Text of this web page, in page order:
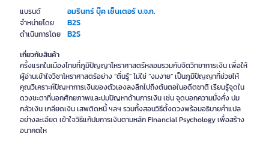
แบรนด์ อมรินทร์ บุ๊ค เซ็นเตอร์ บ.จ.ก.
จำหน่ายโดย B2S
ดำเนินการโดย B2S
เกี่ยวกับสินค้า
ครั้งแรกในเมืองไทยที่ภูมิปัญญาโหราศาสตร์หลอมรวมกับจิตวิทยาการเงิน เพื่อให้
ผู้อ่านเข้าใจวิชาโหราศาสตร์อย่าง “ตื่นรู้” ไม่ใช่ “งมงาย” เป็นภูมิปัญญาที่ช่วยให้
คุณวิเคราะห์ปัญหาการเงินของตัวเองลงลึกไปถึงต้นตอในอดีตชาติ เรียนรู้จุดใน
ดวงชะตาที่บอกศักยภาพและปมปัญหาด้านการเงิน เช่น จุดบอกความมั่งคั่ง ปม
กลัวเงิน เกลียดเงิน เสพติดหนี้ ฯลฯ รวมทั้งสอนวิธีตั้งดวงพร้อมอธิบายคำแปล
อย่างละเอียด เข้าใจวิธีแก้ปมการเงินตามหลัก Financial Psychology เพื่อสร้าง
อนาคตให